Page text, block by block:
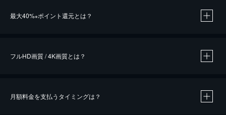
最大40%※ポイント還元とは？
※40％ポイント還元の対象は、クレジットカード決済による作品の購入 / レンタルです。
iOSアプリのUコイン決済による作品の購入 / レンタルは、20％のポイント還元です。
フルHD画質 / 4K画質とは？
月額料金を支払うタイミングは？